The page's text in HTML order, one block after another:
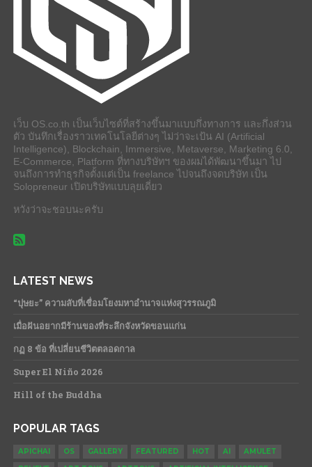
เว็บ OS.co.th เป็นเว็บไซต์ที่สร้างขึ้นมาแบบกึ่งทางการ และกึ่งส่วน
ตัว บันทึกเรื่องราวเทคโนโลยีต่างๆ ไม่ว่าจะเป้น AI (Artificial
Intelligence), Blockchain, Immersive, Metaverse, Marketing 6.0,
E-Commerce, Platform ที่ทางบริษัทฯ ของผมได้พัฒนาขึ้นมา ไป
จนถึงการทำธุรกิจตั้งแต่เป็น freelance ไปจนถึงจดบริษัท เป็น
Solopreneur เปิดบริษัทแบบลุยเดี่ยว
หวังว่าจะชอบนะครับ
LATEST NEWS
“ปุษยะ” ความลับที่เชื่อมโยงมหาอำนาจแห่งสุวรรณภูมิ
เมื่อฝันอยากมีร้านของที่ระลึกจังหวัดขอนแก่น
กฏ 8 ข้อ ที่เปลี่ยนชีวิตตลอดกาล
Super El Niño 2026
Hill of the Buddha
POPULAR TAGS
APICHAI OS GALLERY FEATURED HOT AI
AMULET